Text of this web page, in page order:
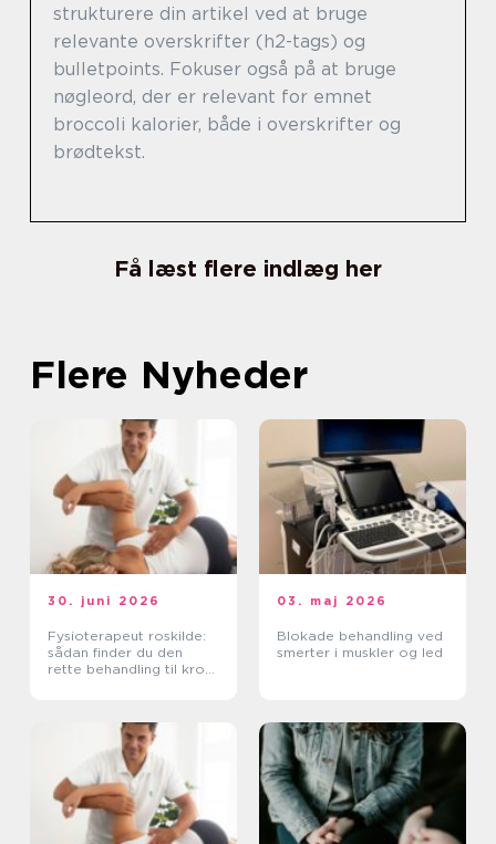
strukturere din artikel ved at bruge
relevante overskrifter (h2-tags) og
bulletpoints. Fokuser også på at bruge
nøgleord, der er relevant for emnet
broccoli kalorier, både i overskrifter og
brødtekst.
Få læst flere indlæg her
Flere Nyheder
30. juni 2026
Fysioterapeut roskilde:
sådan finder du den
rette behandling til krop
03. maj 2026
Blokade behandling ved
smerter i muskler og led